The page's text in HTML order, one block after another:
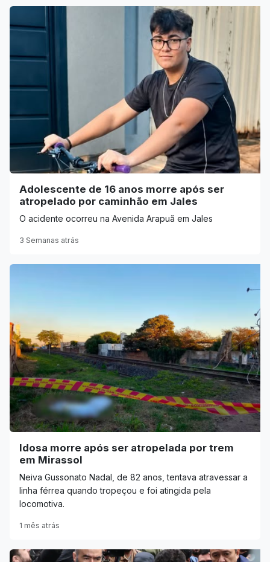
Adolescente de 16 anos morre após ser
atropelado por caminhão em Jales
O acidente ocorreu na Avenida Arapuã em Jales
3 Semanas atrás
Idosa morre após ser atropelada por trem
em Mirassol
Neiva Gussonato Nadal, de 82 anos, tentava atravessar a
linha férrea quando tropeçou e foi atingida pela
locomotiva.
1 mês atrás